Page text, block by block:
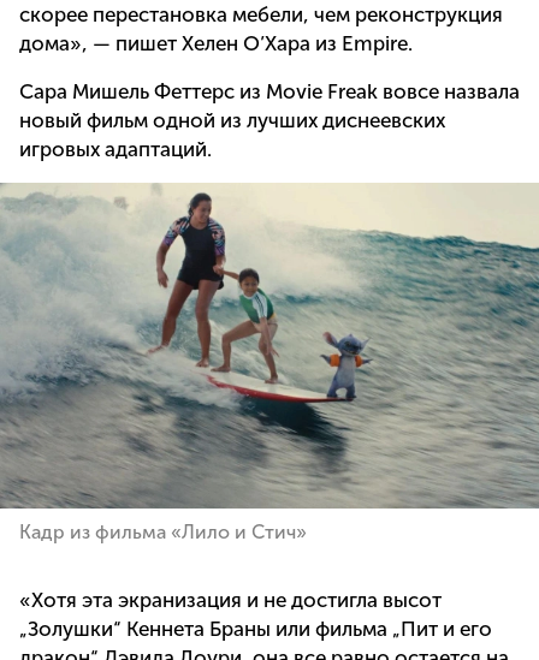
скорее перестановка мебели, чем реконструкция
дома», — пишет Хелен О’Хара из Empire.
Сара Мишель Феттерс из Movie Freak вовсе назвала
новый фильм одной из лучших диснеевских
игровых адаптаций.
Кадр из фильма «Лило и Стич»
«Хотя эта экранизация и не достигла высот
„Золушки“ Кеннета Браны или фильма „Пит и его